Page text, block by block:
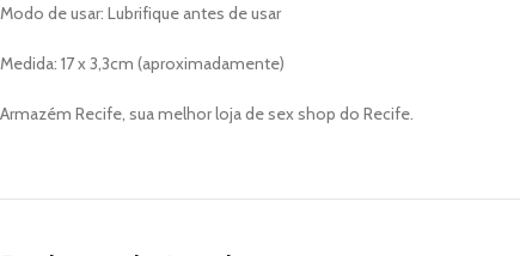
Modo de usar: Lubrifique antes de usar
Medida: 17 x 3,3cm (aproximadamente)
Armazém Recife, sua melhor loja de sex shop do Recife.